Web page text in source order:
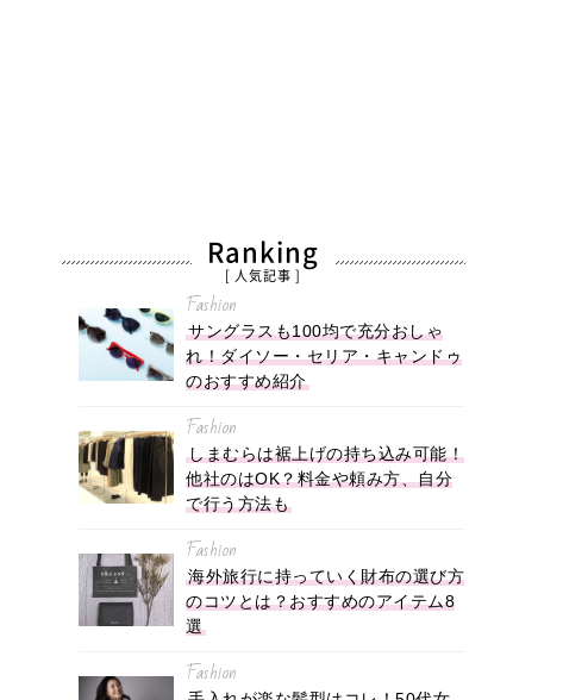
Ranking
[ 人気記事 ]
Fashion
サングラスも100均で充分おしゃ
れ！ダイソー・セリア・キャンドゥ
のおすすめ紹介
Fashion
しまむらは裾上げの持ち込み可能！
他社のはOK？料金や頼み方、自分
で行う方法も
Fashion
海外旅行に持っていく財布の選び方
のコツとは？おすすめのアイテム8
選
Fashion